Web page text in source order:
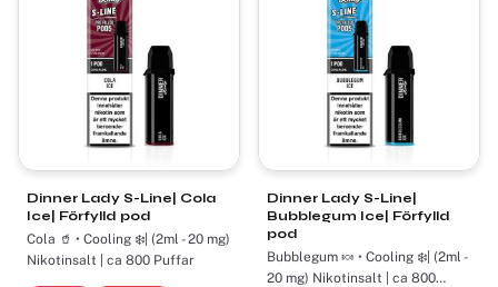
Dinner Lady S-Line| Cola
Ice| Förfylld pod
Cola 🥤 • Cooling ❄️| (2ml - 20 mg)
Nikotinsalt | ca 800 Puffar
Dinner Lady S-Line|
Bubblegum Ice| Förfylld
pod
Bubblegum 🍬 • Cooling ❄️| (2ml -
20 mg) Nikotinsalt | ca 800